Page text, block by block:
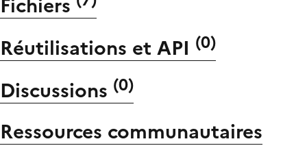
Réutilisations et API (0)
Discussions (0)
Ressources communautaires